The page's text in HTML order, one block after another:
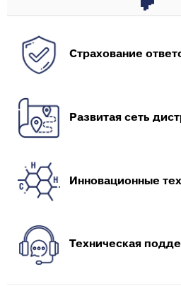
Страхование
Развитая сеть
Инновационные
Техническая